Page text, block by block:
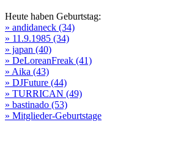
Heute haben Geburtstag:
» andidaneck (34)
» 11.9.1985 (34)
» japan (40)
» DeLoreanFreak (41)
» Aika (43)
» DJFuture (44)
» TURRICAN (49)
» bastinado (53)
» Mitglieder-Geburtstage